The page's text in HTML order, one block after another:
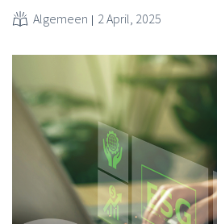
Algemeen 2 April, 2025